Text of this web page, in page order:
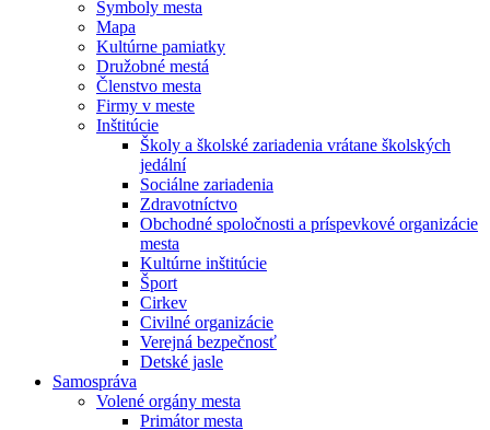
Symboly mesta
Mapa
Kultúrne pamiatky
Družobné mestá
Členstvo mesta
Firmy v meste
Inštitúcie
Školy a školské zariadenia vrátane školských
jedální
Sociálne zariadenia
Zdravotníctvo
Obchodné spoločnosti a príspevkové organizácie
mesta
Kultúrne inštitúcie
Šport
Cirkev
Civilné organizácie
Verejná bezpečnosť
Detské jasle
Samospráva
Volené orgány mesta
Primátor mesta